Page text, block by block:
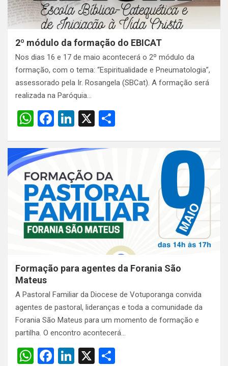
2º módulo da formação do EBICAT
Nos dias 16 e 17 de maio acontecerá o 2º módulo da
formação, com o tema: “Espiritualidade e Pneumatologia”,
assessorado pela Ir. Rosangela (SBCat). A formação será
realizada na Paróquia…
W
at
s
A
p
p
F
ce
b
o
o
k
Li
ke
dI
n
X
Formação para agentes da Forania São
Mateus
A Pastoral Familiar da Diocese de Votuporanga convida
agentes de pastoral, lideranças e toda a comunidade da
Forania São Mateus para um momento de formação e
partilha. O encontro acontecerá…
W F
Li
X